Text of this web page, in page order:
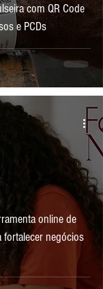
com QR Code
e PCDs
online de
fortalecer negócios